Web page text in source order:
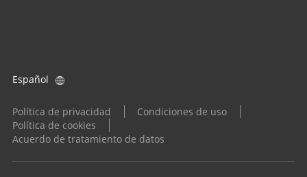
Política de privacidad
Condiciones de uso
Política de cookies
Acuerdo de tratamiento de datos
Español